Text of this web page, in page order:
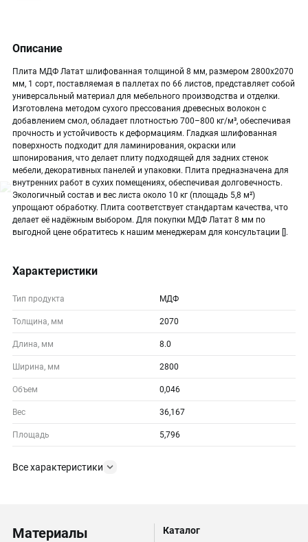
Описание
Плита МДФ Латат шлифованная толщиной 8 мм, размером 2800х2070
мм, 1 сорт, поставляемая в паллетах по 66 листов, представляет собой
универсальный материал для мебельного производства и отделки.
Изготовлена методом сухого прессования древесных волокон с
добавлением смол, обладает плотностью 700–800 кг/м³, обеспечивая
прочность и устойчивость к деформациям. Гладкая шлифованная
поверхность подходит для ламинирования, окраски или
шпонирования, что делает плиту подходящей для задних стенок
мебели, декоративных панелей и упаковки. Плита предназначена для
внутренних работ в сухих помещениях, обеспечивая долговечность.
Экологичный состав и вес листа около 10 кг (площадь 5,8 м²)
упрощают обработку. Плита соответствует стандартам качества, что
делает её надёжным выбором. Для покупки МДФ Латат 8 мм по
выгодной цене обратитесь к нашим менеджерам для консультации [].
Характеристики
Тип продукта МДФ
Толщина, мм 2070
Длина, мм 8.0
Ширина, мм 2800
Объем 0,046
Вес 36,167
Площадь 5,796
Все характеристики
Материалы
Каталог